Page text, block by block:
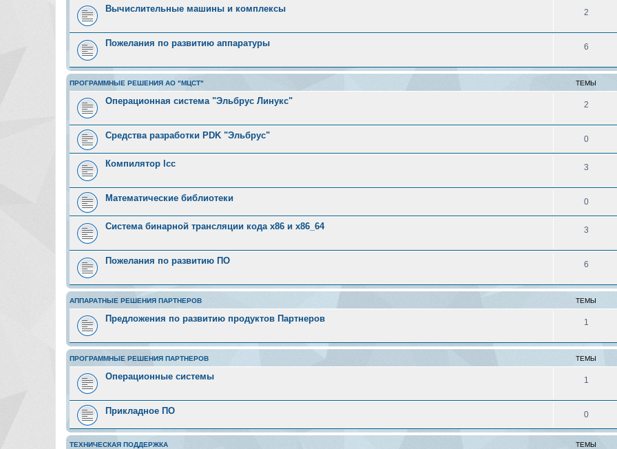
Вычислительные машины и комплексы 2
Пожелания по развитию аппаратуры 6
ПРОГРАММНЫЕ РЕШЕНИЯ АО "МЦСТ" ТЕМЫ
Операционная система "Эльбрус Линукс" 2
Средства разработки PDK "Эльбрус" 0
Компилятор lcc 3
Математические библиотеки 0
Система бинарной трансляции кода х86 и х86_64 3
Пожелания по развитию ПО 6
АППАРАТНЫЕ РЕШЕНИЯ ПАРТНЕРОВ ТЕМЫ
Предложения по развитию продуктов Партнеров 1
ПРОГРАММНЫЕ РЕШЕНИЯ ПАРТНЕРОВ ТЕМЫ
Операционные системы 1
Прикладное ПО 0
ТЕХНИЧЕСКАЯ ПОДДЕРЖКА ТЕМЫ